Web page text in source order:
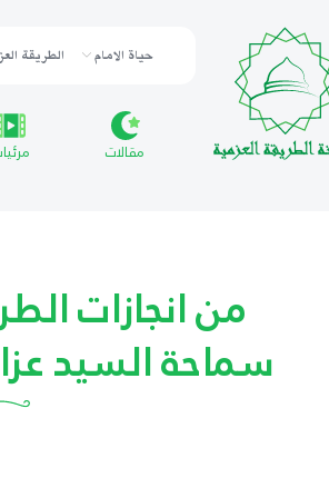
حياة الامام الطريقة
مقالات
من انجازات
سماحة السيد